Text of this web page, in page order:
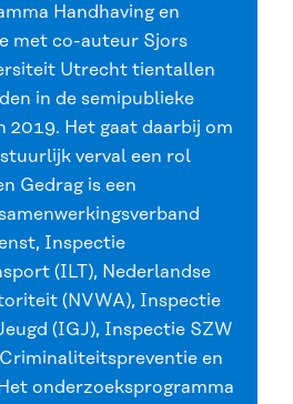
Handhaving en
met co-auteur Sjors
Utrecht tientallen
in de semipublieke
2019. Het gaat daarbij om
verval een rol
Gedrag is een
Inspectie
(ILT), Nederlandse
(NVWA), Inspectie
(IGJ), Inspectie SZW
en
onderzoeksprogramma